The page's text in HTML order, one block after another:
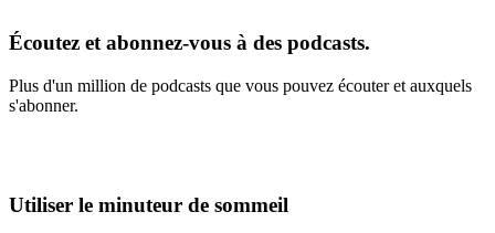
Écoutez et abonnez-vous à des podcasts.
Plus d'un million de podcasts que vous pouvez écouter et auxquels
s'abonner.
Utiliser le minuteur de sommeil